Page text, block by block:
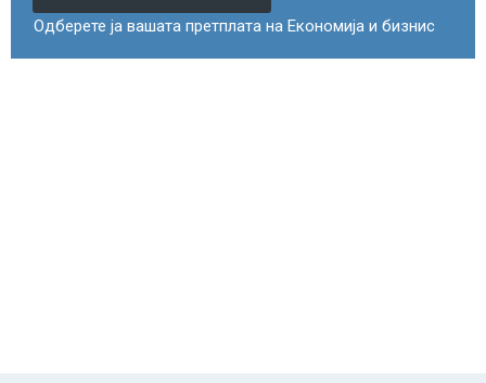
Одберете ја вашата претплата на Економија и бизнис